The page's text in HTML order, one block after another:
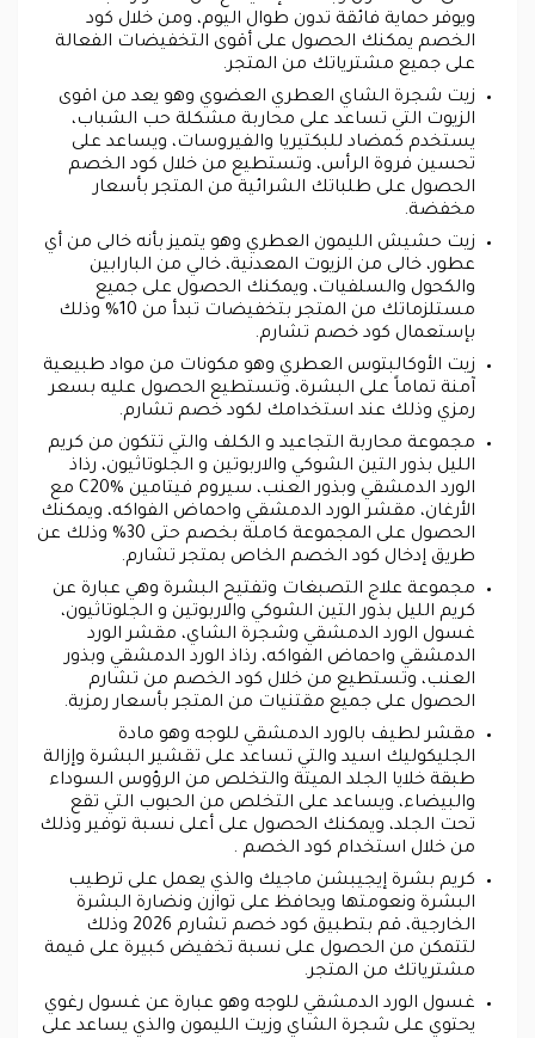
ويوفر حماية فائقة تدون طوال اليوم، ومن خلال كود
الخصم يمكنك الحصول على أقوى التخفيضات الفعالة
على جميع مشترياتك من المتجر.
زيت شجرة الشاي العطري العضوي وهو يعد من اقوى
الزيوت التي تساعد على محاربة مشكلة حب الشباب،
يستخدم كمضاد للبكتيريا والفيروسات، ويساعد على
تحسين فروة الرأس، وتستطيع من خلال كود الخصم
الحصول على طلباتك الشرائية من المتجر بأسعار
مخفضة.
زيت حشيش الليمون العطري وهو يتميز بأنه خالى من أي
عطور، خالى من الزيوت المعدنية، خالي من البارابين
والكحول والسلفيات، ويمكنك الحصول على جميع
مستلزماتك من المتجر بتخفيضات تبدأ من 10% وذلك
بإستعمال كود خصم تشارم.
زيت الأوكالبتوس العطري وهو مكونات من مواد طبيعية
آمنة تماماً على البشرة، وتستطيع الحصول عليه بسعر
رمزي وذلك عند استخدامك لكود خصم تشارم.
مجموعة محاربة التجاعيد و الكلف والتي تتكون من كريم
الليل بذور التين الشوكي والاربوتين و الجلوتاثيون، رذاذ
الورد الدمشقي وبذور العنب، سيروم فيتامين C20% مع
الأرغان، مقشر الورد الدمشقي واحماض الفواكه، ويمكنك
الحصول على المجموعة كاملة بخصم حتى 30% وذلك عن
طريق إدخال كود الخصم الخاص بمتجر تشارم.
مجموعة علاج التصبغات وتفتيح البشرة وهي عبارة عن
كريم الليل بذور التين الشوكي والاربوتين و الجلوتاثيون،
غسول الورد الدمشقي وشجرة الشاي، مقشر الورد
الدمشقي واحماض الفواكه، رذاذ الورد الدمشقي وبذور
العنب، وتستطيع من خلال كود الخصم من تشارم
الحصول على جميع مقتنيات من المتجر بأسعار رمزية.
مقشر لطيف بالورد الدمشقي للوجه وهو مادة
الجليكوليك اسيد والتي تساعد على تقشير البشرة وإزالة
طبقة خلايا الجلد الميتة والتخلص من الرؤوس السوداء
والبيضاء، ويساعد على التخلص من الحبوب التي تقع
تحت الجلد، ويمكنك الحصول على أعلى نسبة توفير وذلك
من خلال استخدام كود الخصم .
كريم بشرة إيجيبشن ماجيك والذي يعمل على ترطيب
البشرة ونعومتها ويحافظ على توازن ونضارة البشرة
الخارجية، قم بتطبيق كود خصم تشارم 2026 وذلك
لتتمكن من الحصول على نسبة تخفيض كبيرة على قيمة
مشترياتك من المتجر.
غسول الورد الدمشقي للوجه وهو عبارة عن غسول رغوي
يحتوي على شجرة الشاي وزيت الليمون والذي يساعد على